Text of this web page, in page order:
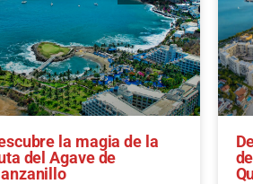
la magia de la
del Agave de